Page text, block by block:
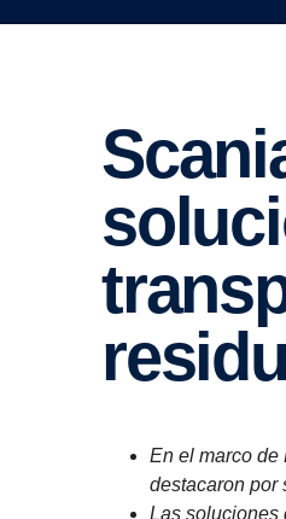
Scania México presenta
En el marco de
destacaron por
Las soluciones